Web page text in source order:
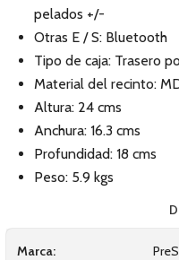
pelados +/-
Otras E / S: Bluetooth
Tipo de caja: Trasero
Material del recinto:
Altura: 24 cms
Anchura: 16.3 cms
Profundidad: 18 cms
Peso: 5.9 kgs
Marca: